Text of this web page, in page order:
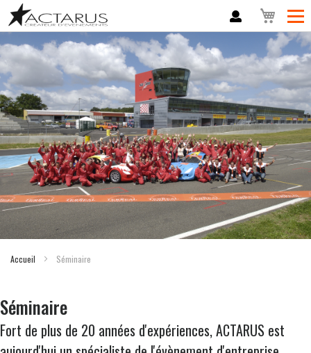
Mon panier
Accueil Séminaire
Séminaire
Fort de plus de 20 années d'expériences, ACTARUS est